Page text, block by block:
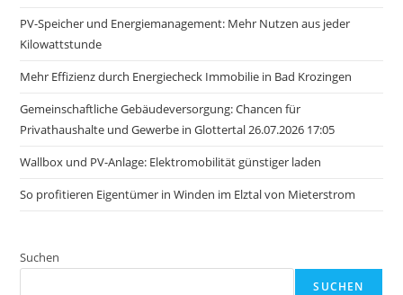
PV-Speicher und Energiemanagement: Mehr Nutzen aus jeder
Kilowattstunde
Mehr Effizienz durch Energiecheck Immobilie in Bad Krozingen
Gemeinschaftliche Gebäudeversorgung: Chancen für
Privathaushalte und Gewerbe in Glottertal 26.07.2026 17:05
Wallbox und PV-Anlage: Elektromobilität günstiger laden
So profitieren Eigentümer in Winden im Elztal von Mieterstrom
Suchen
SUCHEN